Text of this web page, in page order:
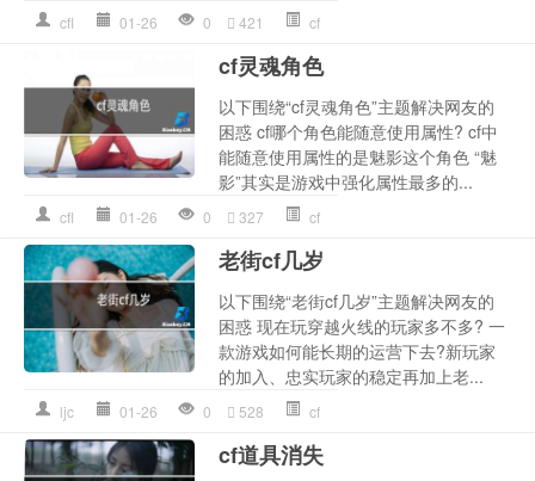
cfl 01-26 0 421 cf
cf灵魂角色
以下围绕“cf灵魂角色”主题解决网友的
困惑 cf哪个角色能随意使用属性? cf中
能随意使用属性的是魅影这个角色 “魅
影”其实是游戏中强化属性最多的...
cfl 01-26 0 327 cf
老街cf几岁
以下围绕“老街cf几岁”主题解决网友的
困惑 现在玩穿越火线的玩家多不多? 一
款游戏如何能长期的运营下去?新玩家
的加入、忠实玩家的稳定再加上老...
ljc 01-26 0 528 cf
cf道具消失